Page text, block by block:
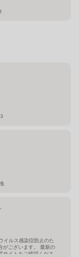
イルス感染症防止のた
がございます。 最新の
サイトをご確認くださ